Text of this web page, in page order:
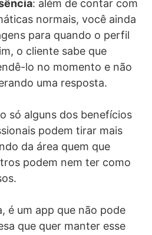
: além de contar com
normais, você ainda
para quando o perfil
o cliente sabe que
lo no momento e não
uma resposta.
só alguns dos benefícios
podem tirar mais
da área quem que
podem nem ter como
é um app que não pode
que quer manter esse